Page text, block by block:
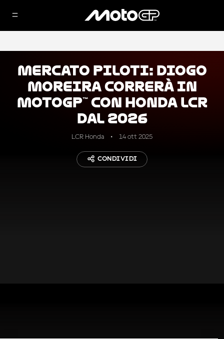
Mercato piloti: Diogo
Moreira correrà in
MotoGP™ con Honda LCR
dal 2026
LCR Honda 14 ott 2025
CONDIVIDI